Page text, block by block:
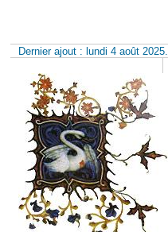
Dernier ajout : lundi 4 août 2025.